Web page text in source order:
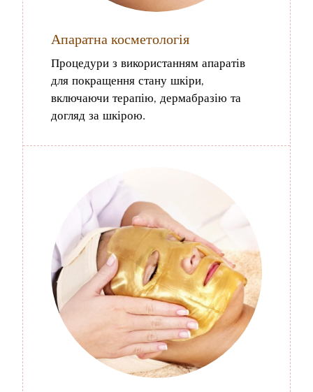
Апаратна косметологія
Процедури з використанням апаратів
для покращення стану шкіри,
включаючи терапію, дермабразію та
догляд за шкірою.